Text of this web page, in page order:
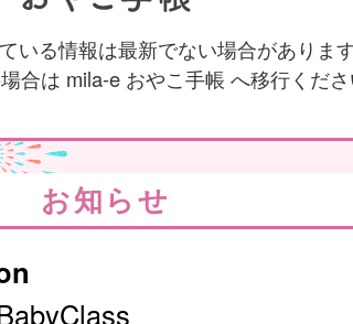
いる情報は最新でない場合がありま
合は mila-e おやこ手帳 へ移行くだ
お知らせ